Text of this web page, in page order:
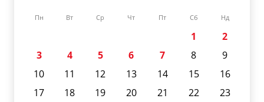
Пн Вт Ср Чт Пт Сб Нд
1
2
3
4 5 6 7 8
9
10
11 12 13 14 15
16
17
18 19 20 21 22
23